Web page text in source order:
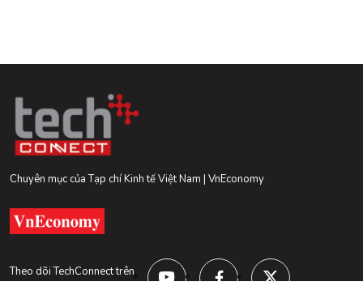
Chuyên mục của Tạp chí Kinh tế Việt Nam | VnEconomy
Theo dõi TechConnect trên